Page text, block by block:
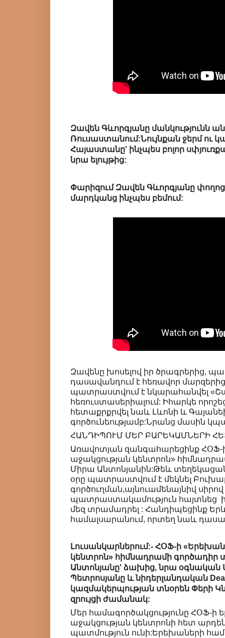
Զավեն Գևորգյանը մանկությունն
Ռուսաստանում:Նույնքան ջերմ ու
Հայաստանը' ինչպես բոլոր
նրա ելույթից:
Փարիզում Զավեն Գևորգյանը
մարդկանց ինչպես բեմում:
Զավենը խոսելով իր ծրագրերից,
դասավանդում է հեռավոր մարզերից
պատրաստվում է նկարահանվել
հեռուստասերիալում: Իհարկե
հետաքրքրվել նաև Լևոնի և
գործունեությամբ:Նրանց մասին
ՀԱՆԴԻՊՈՒՄ ՄԵՐ ԲԱՐԵԿԱՄՆԵՐԻ
Առավոտյան զանգահարեցինք ՀՕՖ-
աջակցության կենտրոն»
Միրա Անտոնյանին:Թեև
օրը պատրաստվում է մեկնել
գործուղման,այնուամենայնիվ սիրով
պատրաստակամություն հայտնեց
մեզ տրամադրել : Հանդիպեցինք
համալսարանում, որտեղ նաև
Լուսանկարներում:- ՀՕՖ-ի
կենտրոն» հիմնադրամի գործադիր
Անտոնյանը' ձախից, նրա օգնական
Պետրոսյանը և նիդերլանդական
կազմակերպության տնօրեն Փերի
զրույցի ժամանակ:
Մեր համագործակցությունը ՀՕՖ-ի
աջակցության կենտրոնի հետ
պատմություն ունի:Երեխաների